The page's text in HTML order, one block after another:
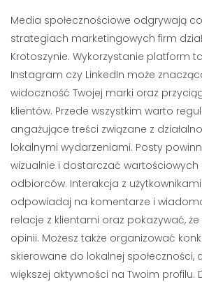
Media społecznościowe odgrywają
strategiach marketingowych firm
Krotoszynie. Wykorzystanie platform
Instagram czy LinkedIn może
widoczność Twojej marki oraz
klientów. Przede wszystkim warto
angażujące treści związane z
lokalnymi wydarzeniami. Posty
wizualnie i dostarczać
odbiorców. Interakcja z
odpowiadaj na komentarze i
relacje z klientami oraz pokazywać, że
opinii. Możesz także organizować
skierowane do lokalnej społeczności,
większej aktywności na Twoim profilu.